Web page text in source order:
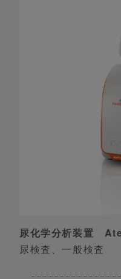
尿化学分析装置
尿検査、一般検査